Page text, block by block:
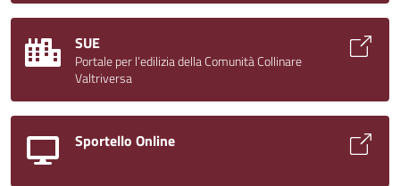
SUE
Portale per l’edilizia della Comunità Collinare
Valtriversa
Sportello Online